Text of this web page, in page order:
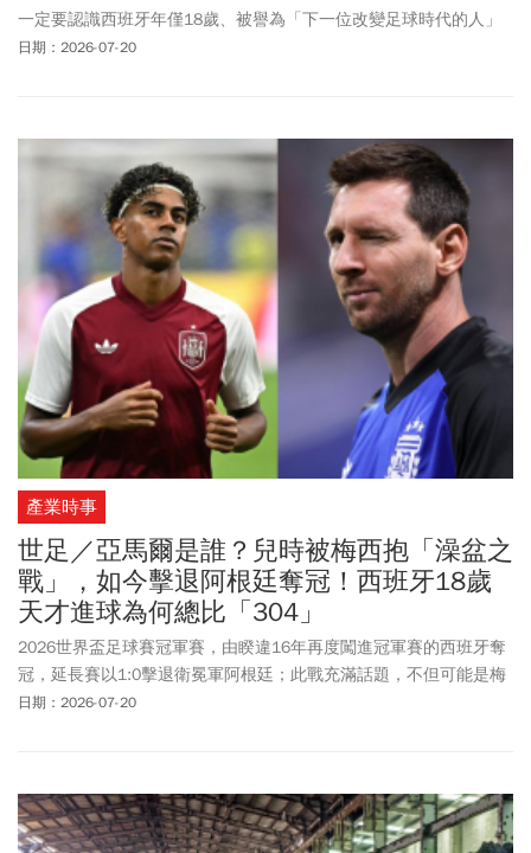
一定要認識西班牙年僅18歲、被譽為「下一位改變足球時代的人」
的天才球星Lamine Yamal (亞馬爾)。亞馬爾目前效力於西班牙甲級
員。阿根廷球王梅西更在一場運動品牌活動中，公開讚美亞馬爾，
直言對方是目前最讓他能夠想起年輕時自己的年輕球員。外界預期
亞馬爾會接替進入生涯尾聲的阿根廷傳奇梅西與葡萄牙名將C羅，成
為世界足壇下一位超級巨星。回顧亞馬爾的人生軌跡，你會發現是
一個充滿基層汗水、移民奮鬥與無條件愛護的故事。
日期：2026-07-20
產業時事
世足／亞馬爾是誰？兒時被梅西抱「澡盆之
戰」，如今擊退阿根廷奪冠！西班牙18歲
天才進球為何總比「304」
2026世界盃足球賽冠軍賽，由睽違16年再度闖進冠軍賽的西班牙奪
冠，延長賽以1:0擊退衛冕軍阿根廷；此戰充滿話題，不但可能是梅
西的最後一舞，他與西班牙的淵源更是難以割捨。「亞馬爾是誰」
日在巴塞隆納的戰友，這場「情懷與榮耀」的對決，無疑將為本屆
世界盃畫下最具話題性的句點。西班牙天才前鋒亞馬爾（Lamine
日期：2026-07-20